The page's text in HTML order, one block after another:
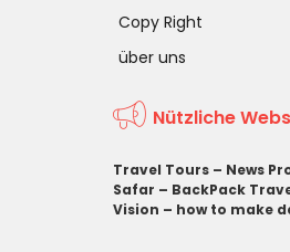
Copy Right
über uns
Nützliche
Travel Tours – News
Safar – BackPack
Vision – how to make